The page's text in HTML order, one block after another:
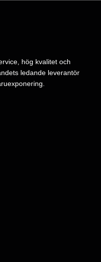
hög kvalitet och
ledande leverantör